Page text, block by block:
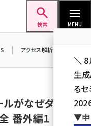
検索 MENU
アクセス解析／データ分析
がなぜダメな
番外編1
＼ 8
生
る
▼申